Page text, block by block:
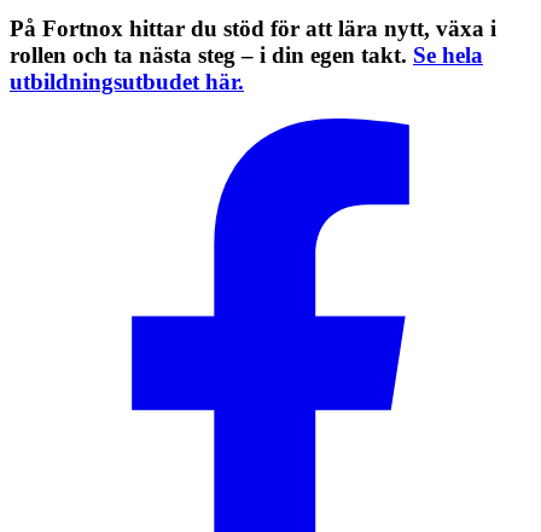
På Fortnox hittar du stöd för att lära nytt, växa i
rollen och ta nästa steg – i din egen takt. Se hela
utbildningsutbudet här.